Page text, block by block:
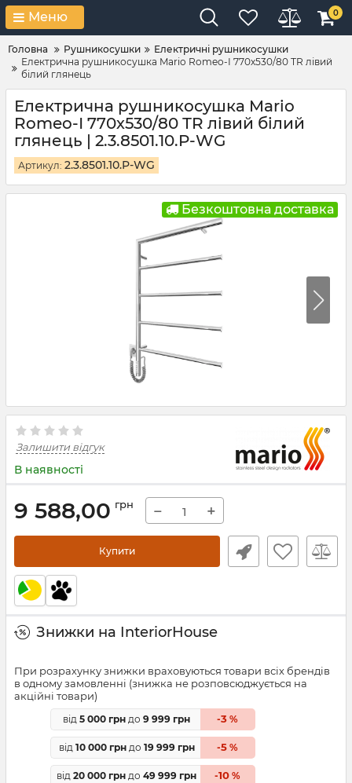
Меню 0
Головна Рушникосушки
Електричні рушникосушки
Електрична рушникосушка Mario Romeo-І 770х530/80 ТR лівий
білий глянець
Електрична рушникосушка Mario
Romeo-І 770х530/80 ТR лівий білий
глянець | 2.3.8501.10.P-WG
Артикул: 2.3.8501.10.P-WG
Безкоштовна доставка
Залишити відгук
В наявності
9 588,00 грн − +
Купити
Знижки на InteriorHouse
При розрахунку знижки враховуються товари всіх брендів
в одному замовленні (знижка не розповсюджується на
акційні товари)
від 5 000 грн до 9 999 грн -3 %
від 10 000 грндо 19 999 грн -5 %
від 20 000 грн до 49 999 грн -10 %